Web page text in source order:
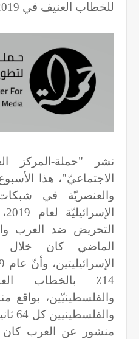
للخطاب العنيف في 2019
نشر "حملة-المركز
الاجتماعيّ"، هذا
والعنصريّة في
التحريض ضد العرب
الماضي كان خلال
14٪ بالخطاب
والفلسطينيّين،
منشور عن العرب